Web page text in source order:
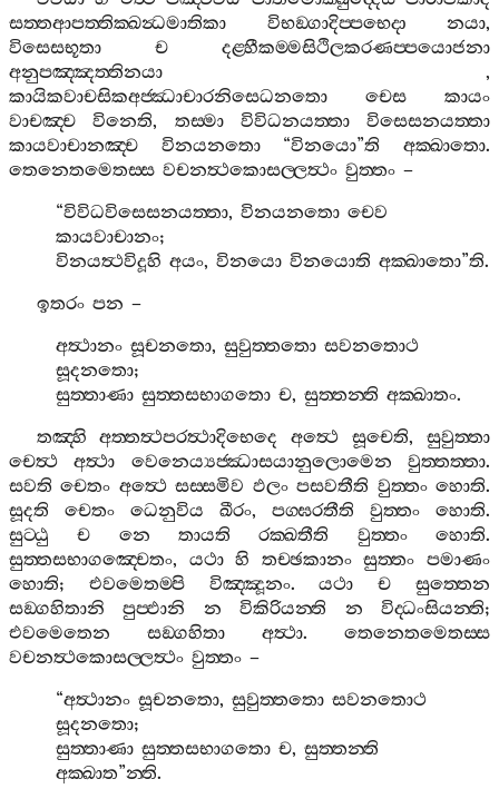
සත‍්තආපත‍්තික‍්ඛන්‍ධමාතිකා
විභඞ‍්ගාදිප‍්පභෙදා නයා,
විසෙසභූතා
ච
දළ‍්හීකම‍්මසිථිලකරණප‍්පයොජනා
අනුපඤ‍්ඤත‍්තිනයා ,
කායිකවාචසිකඅජ‍්ඣාචාරනිසෙධනතො
චෙස
කායං
වාචඤ‍්ච
විනෙති, තස‍්මා විවිධනයත‍්තා
විසෙසනයත‍්තා
කායවාචානඤ‍්ච
විනයනතො“විනයො”ති අක‍්ඛාතො.
තෙනෙතමෙතස‍්ස වචනත්‍ථකොසල‍්ලත්‍ථං වුත‍්තං –
“විවිධවිසෙසනයත‍්තා,විනයනතො චෙව
කායවාචානං;
විනයත්‍ථවිදූහි අයං,විනයො විනයොති අක‍්ඛාතො”ති.
ඉතරං පන –
අත්‍ථානං සූචනතො,සුවුත‍්තතො සවනතොථ
සූදනතො;
සුත‍්තාණා සුත‍්තසභාගතො ච,සුත‍්තන‍්ති අක‍්ඛාතං.
තඤ‍්හි
අත‍්තත්‍ථපරත්‍ථාදිභෙදෙ අත්‍ථෙ සූචෙති, සුවුත‍්තා
චෙත්‍ථ
අත්‍ථා වෙනෙය්‍යජ‍්ඣාසයානුලොමෙන වුත‍්තත‍්තා.
සවති චෙතං අත්‍ථෙ සස‍්සමිව ඵලං පසවතීති වුත‍්තං හොති.
සූදති
චෙතං ධෙනුවිය ඛීරං, පග‍්ඝරතීති වුත‍්තං හොති.
සුට‍්ඨු
ච නෙ තායති රක‍්ඛතීති වුත‍්තං හොති.
සුත‍්තසභාගඤ‍්චෙතං, යථා හි තච‍්ඡකානං සුත‍්තං පමාණං
හොති; එවමෙතම‍්පි විඤ‍්ඤූනං.යථා ච
සුත‍්තෙන
සඞ‍්ගහිතානි
පුප‍්ඵානි න විකිරියන‍්ති න විද‍්ධංසියන‍්ති;
එවමෙතෙන
සඞ‍්ගහිතා අත්‍ථා. තෙනෙතමෙතස‍්ස
වචනත්‍ථකොසල‍්ලත්‍ථං වුත‍්තං –
“අත්‍ථානං සූචනතො,සුවුත‍්තතො සවනතොථ
සූදනතො;
සුත‍්තාණා සුත‍්තසභාගතො ච,සුත‍්තන‍්ති
අක‍්ඛාත”න‍්ති.